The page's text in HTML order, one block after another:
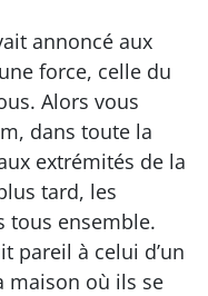
annoncé aux
force, celle du
Alors vous
dans toute la
extrémités de la
tard, les
tous ensemble.
pareil à celui d’un
maison où ils se